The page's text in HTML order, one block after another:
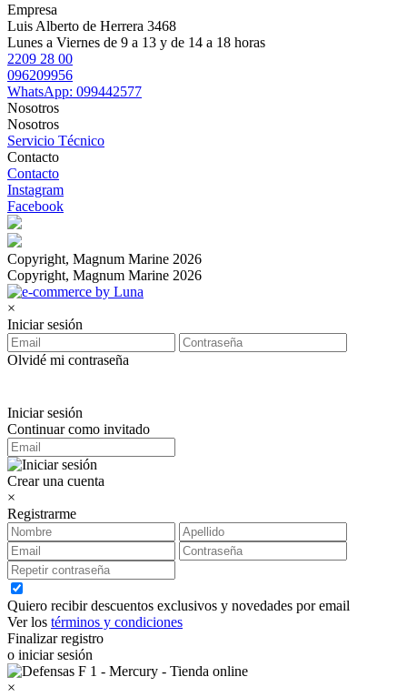
Empresa
Luis Alberto de Herrera 3468
Lunes a Viernes de 9 a 13 y de 14 a 18 horas
2209 28 00
096209956
WhatsApp: 099442577
Nosotros
Nosotros
Servicio Técnico
Contacto
Contacto
Instagram
Facebook
Copyright, Magnum Marine 2026
Copyright, Magnum Marine 2026
×
Iniciar sesión
Olvidé mi contraseña
Iniciar sesión
Continuar como invitado
Crear una cuenta
×
Registrarme
Quiero recibir descuentos exclusivos y novedades por email
Ver los términos y condiciones
Finalizar registro
o iniciar sesión
×